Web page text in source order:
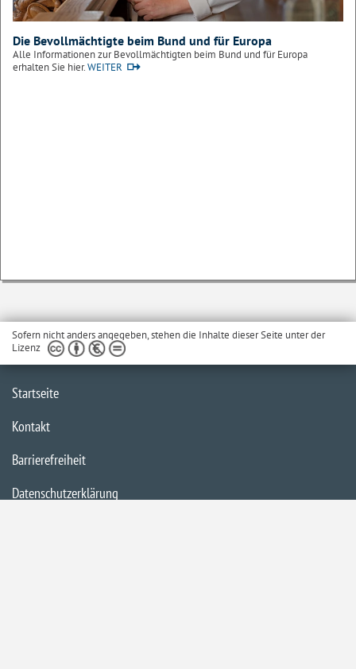
Die Bevollmächtigte beim Bund und für Europa
Alle Informationen zur Bevollmächtigten beim Bund und für Europa
erhalten Sie hier.WEITER
Sofern nicht anders angegeben, stehen die Inhalte dieser Seite unter der
Lizenz
Startseite
Kontakt
Barrierefreiheit
Datenschutzerklärung